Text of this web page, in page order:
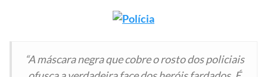
“A máscara negra que cobre o rosto dos policiais